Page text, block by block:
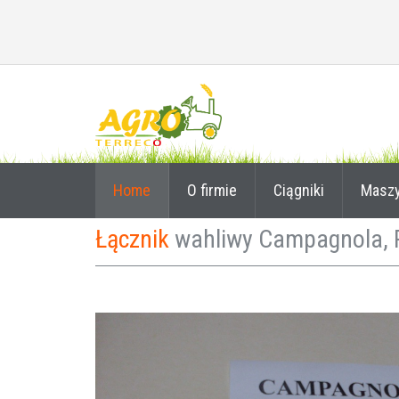
Home O firmie Ciągniki
Łącznik wahliwy Campagnola,